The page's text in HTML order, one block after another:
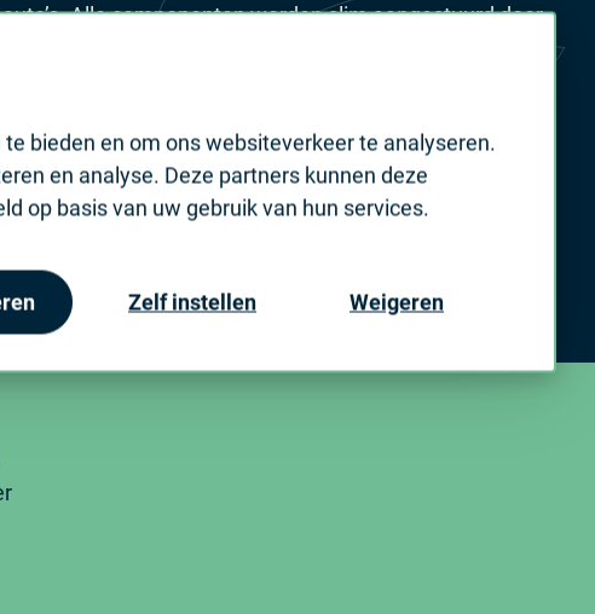
bieden en om ons websiteverkeer te analyseren.
en analyse. Deze partners kunnen deze
op basis van uw gebruik van hun services.
Zelf instellen Weigeren
Alle componenten worden slim aangestuurd door